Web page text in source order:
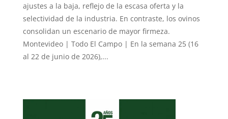
ajustes a la baja, reflejo de la escasa oferta y la
selectividad de la industria. En contraste, los ovinos
consolidan un escenario de mayor firmeza.
Montevideo | Todo El Campo | En la semana 25 (16
al 22 de junio de 2026),...